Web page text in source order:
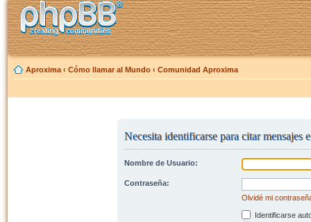
Aproxima ‹ Cómo llamar al Mundo ‹ Comunidad Aproxima
Necesita identificarse para citar mensajes
Nombre de Usuario:
Contraseña:
Olvidé mi
Identificarse